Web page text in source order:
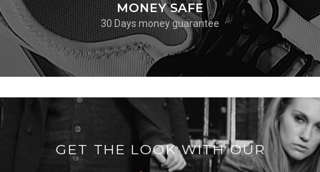
MONEY SAFE
30 Days money guarantee
GET THE LOOK WITH OUR